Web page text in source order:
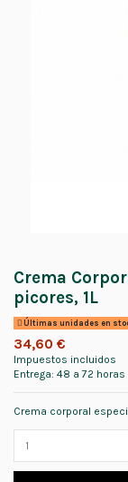
Crema
picores, 1L
Últimas unidades en
34,60 €
Impuestos incluidos
Entrega: 48 a 72 horas
Crema corporal